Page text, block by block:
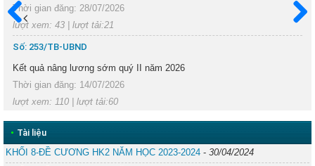
Trước
Thời gian đăng: 28/07/2026
lượt xem: 43 | lượt tải:21
Số: 253/TB-UBND
Kết quả nâng lương sớm quý II năm 2026
Thời gian đăng: 14/07/2026
lượt xem: 110 | lượt tải:60
• Tài liệu
KHỐI 8-ĐỀ CƯƠNG HK2 NĂM HỌC 2023-2024 - 30/04/2024